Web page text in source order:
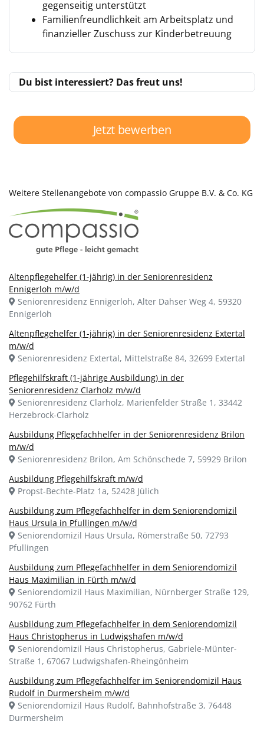
gegenseitig unterstützt
Familienfreundlichkeit am Arbeitsplatz und
finanzieller Zuschuss zur Kinderbetreuung
Du bist interessiert? Das freut uns!
Jetzt bewerben
Weitere Stellenangebote von compassio Gruppe B.V. & Co. KG
Altenpflegehelfer (1-jährig) in der Seniorenresidenz
Ennigerloh m/w/d
Seniorenresidenz Ennigerloh, Alter Dahser Weg 4, 59320
Ennigerloh
Altenpflegehelfer (1-jährig) in der Seniorenresidenz Extertal
m/w/d
Seniorenresidenz Extertal, Mittelstraße 84, 32699 Extertal
Pflegehilfskraft (1-jährige Ausbildung) in der
Seniorenresidenz Clarholz m/w/d
Seniorenresidenz Clarholz, Marienfelder Straße 1, 33442
Herzebrock-Clarholz
Ausbildung Pflegefachhelfer in der Seniorenresidenz Brilon
m/w/d
Seniorenresidenz Brilon, Am Schönschede 7, 59929 Brilon
Ausbildung Pflegehilfskraft m/w/d
Propst-Bechte-Platz 1a, 52428 Jülich
Ausbildung zum Pflegefachhelfer in dem Seniorendomizil
Haus Ursula in Pfullingen m/w/d
Seniorendomizil Haus Ursula, Römerstraße 50, 72793
Pfullingen
Ausbildung zum Pflegefachhelfer in dem Seniorendomizil
Haus Maximilian in Fürth m/w/d
Seniorendomizil Haus Maximilian, Nürnberger Straße 129,
90762 Fürth
Ausbildung zum Pflegefachhelfer in dem Seniorendomizil
Haus Christopherus in Ludwigshafen m/w/d
Seniorendomizil Haus Christopherus, Gabriele-Münter-
Straße 1, 67067 Ludwigshafen-Rheingönheim
Ausbildung zum Pflegefachhelfer im Seniorendomizil Haus
Rudolf in Durmersheim m/w/d
Seniorendomizil Haus Rudolf, Bahnhofstraße 3, 76448
Durmersheim